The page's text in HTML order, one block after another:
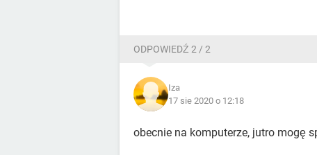
ODPOWIEDŹ 2 / 2
Iza
17 sie 2020 o 12:18
obecnie na komputerze, jutro mogę